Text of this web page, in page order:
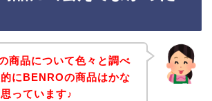
商品について色々と調べ
にBENROの商品はかな
っています♪